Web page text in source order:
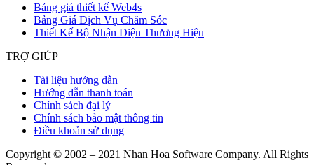
Bảng giá thiết kế Web4s
Bảng Giá Dịch Vụ Chăm Sóc
Thiết Kế Bộ Nhận Diện Thương Hiệu
TRỢ GIÚP
Tài liệu hướng dẫn
Hướng dẫn thanh toán
Chính sách đại lý
Chính sách bảo mật thông tin
Điều khoản sử dụng
Copyright © 2002 – 2021 Nhan Hoa Software Company. All Rights